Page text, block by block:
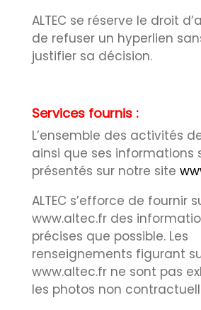
ALTEC se réserve le droit
de refuser un hyperlien
justifier sa décision.
Services fournis :
L’ensemble des activités
ainsi que ses informations
présentés sur notre site
ALTEC s’efforce de fournir
www.altec.fr des
précises que possible. Les
renseignements figurant
www.altec.fr ne sont pas
les photos non